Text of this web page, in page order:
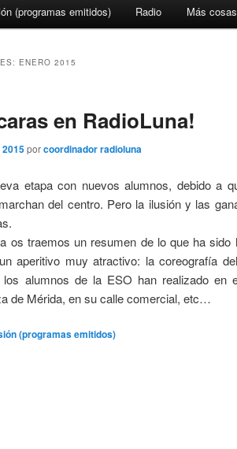
(programas emitidos) Radio Más cosas
ENERO 2015
en RadioLuna!
porcoordinador radioluna
etapa con nuevos alumnos, debido a
del centro. Pero la ilusión y las
os traemos un resumen de lo que ha sido
aperitivo muy atractivo: la coreografía
los alumnos de la ESO han realizado en
de Mérida, en su calle comercial, etc…
(programas emitidos)